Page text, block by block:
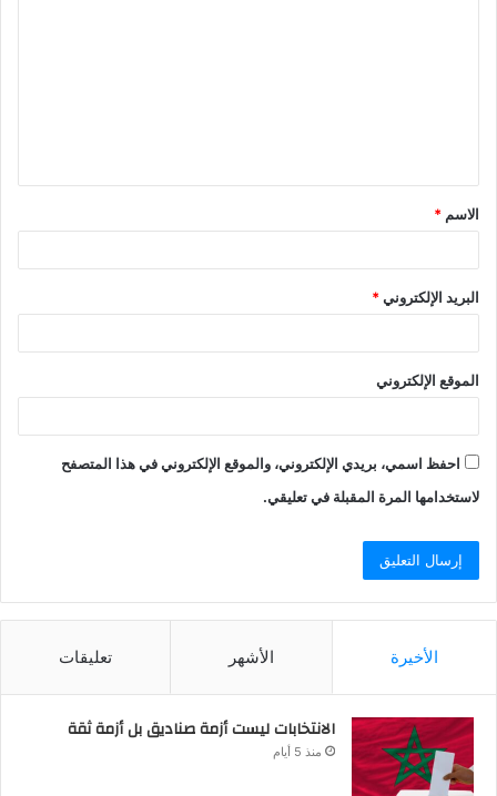
الاسم *
البريد الإلكتروني*
الموقع الإلكتروني
احفظ اسمي، بريدي الإلكتروني، والموقع الإلكتروني في هذا المتصفح
لاستخدامها المرة المقبلة في تعليقي.
الأخيرة الأشهر تعليقات
الانتخابات ليست أزمة صناديق بل أزمة ثقة
منذ 5 أيام